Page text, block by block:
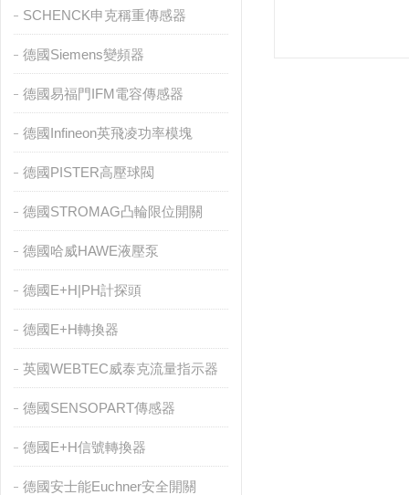
SCHENCK申克稱重傳感器
德國Siemens變頻器
德國易福門IFM電容傳感器
德國Infineon英飛凌功率模塊
德國PISTER高壓球閥
德國STROMAG凸輪限位開關
德國哈威HAWE液壓泵
德國E+H|PH計探頭
德國E+H轉換器
英國WEBTEC威泰克流量指示器
德國SENSOPART傳感器
德國E+H信號轉換器
德國安士能Euchner安全開關